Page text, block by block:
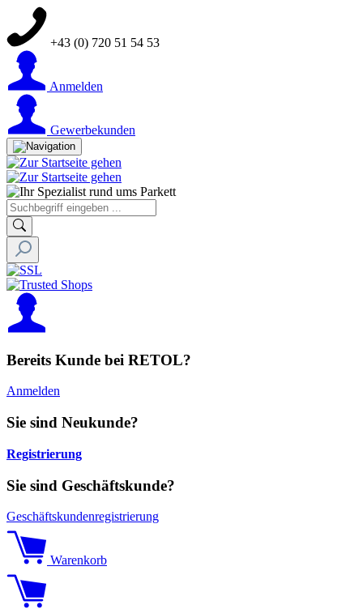
+43 (0) 720 51 54 53
Anmelden
Gewerbekunden
Bereits Kunde bei RETOL?
Anmelden
Sie sind Neukunde?
Registrierung
Sie sind Geschäftskunde?
Geschäftskundenregistrierung
Warenkorb